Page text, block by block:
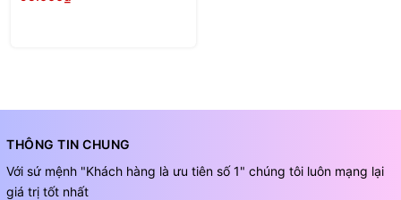
THÔNG TIN CHUNG
Với sứ mệnh "Khách hàng là ưu tiên số 1" chúng tôi luôn mạng lại
giá trị tốt nhất